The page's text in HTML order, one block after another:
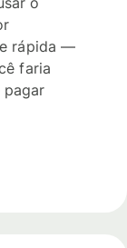
rápida —
faria
pagar